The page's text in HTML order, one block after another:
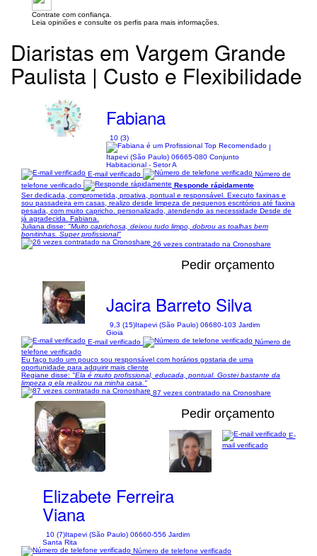
Contrate com confiança.
Leia opiniões e consulte os perfis para mais informações.
Diaristas em Vargem Grande
Paulista | Custo e Flexibilidade
Fabiana
10 (3)
|
Itapevi (São Paulo) 06665-080 Conjunto
Habitacional - Setor A
E-mail verificado
Número de
telefone verificado
Responde rápidamente
Ser dedicada, comprometida, proativa, pontual e responsável. Executo faxinas e
sou passadeira em casas, realizo desde limpeza de pequenos escritórios até faxina
pesada, com muito capricho. personalizado, atendendo as necessidade Desde de
já agradecida. Fabiana.
Juliana disse: "Muito caprichosa, deixou tudo limpo, dobrou as toalhas bem
bonitinhas. Super profissional"
26 vezes contratado na Cronoshare
Pedir orçamento
Jacira Barreto Silva
9,3 (15)Itapevi (São Paulo) 06680-103 Jardim
Gioia
E-mail verificado
Número de
telefone verificado
Eu faço tudo um pouco sou responsável com horários gostaria de uma
oportunidade para adquirir mais cliente
Regiane disse: "Ela é muito profissional, educada, pontual. Gostei bastante da
limpeza q ela realizou na minha casa."
87 vezes contratado na Cronoshare
1/1
Pedir orçamento
Elizabete Ferreira
Viana
10 (7)Itapevi (São Paulo) 06660-556 Jardim
Santa Rita
E-
mail verificado
Número de telefone verificado